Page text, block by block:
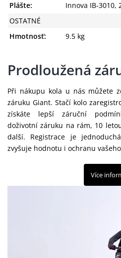
Plášte:
Innova IB-3010,
OSTATNÉ
Hmotnosť:
9.5 kg
Prodloužená
Při nákupu kola u nás můžete
záruku Giant. Stačí kolo
získáte lepší záruční
doživotní záruku na rám, 10
další. Registrace je
zvyšuje hodnotu i ochranu
Více